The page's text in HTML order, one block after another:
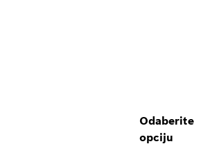
Odaberite
opciju